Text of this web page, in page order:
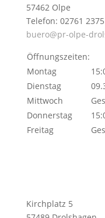
57462 Olpe
Telefon: 02761 2375
buero@pr-olpe-
Öffnungszeiten:
Montag
Dienstag
Mittwoch
Donnerstag
Freitag
Kirchplatz 5